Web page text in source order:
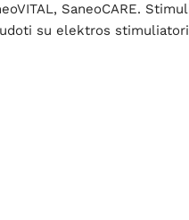
SaneoCARE.
su elektros